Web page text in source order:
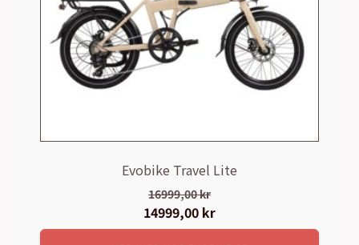
Evobike Travel Lite
16999,00kr
Det
ursprungliga
14999,00 kr
nuvarande